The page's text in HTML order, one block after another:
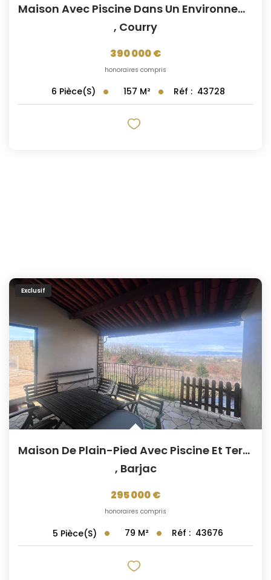
Maison Avec Piscine Dans Un Environnement Privilégié
, Courry
390 000 €
honoraires compris
6 Pièce(s) 157 M² Réf : 43728
Exclusif
Maison De Plain-Pied Avec Piscine Et Terrain De Plus D'1...
, Barjac
295 000 €
honoraires compris
5 Pièce(s) 79 M² Réf : 43676